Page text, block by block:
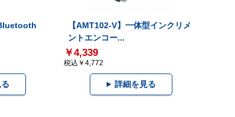
【AMT102-V】一体型インクリメ
ントエンコー...
￥4,339
税込￥4,772
詳細を見る